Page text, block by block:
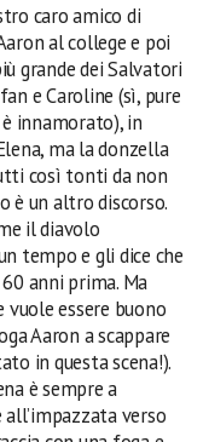
caro amico di
al college e poi
grande dei Salvatori
e Caroline (sì, pure
innamorato), in
ma la donzella
così tonti da non
è un altro discorso.
il diavolo
tempo e gli dice che
60 anni prima. Ma
vuole essere buono
Aaron a scappare
in questa scena!).
è sempre a
verso